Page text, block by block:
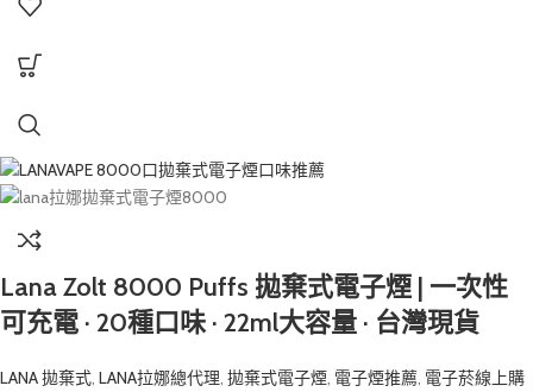
Lana Zolt 8000 Puffs 拋棄式電子煙 | 一次性
可充電 · 20種口味 · 22ml大容量 · 台灣現貨
LANA 拋棄式, LANA拉娜總代理, 拋棄式電子煙, 電子煙推薦, 電子菸線上購